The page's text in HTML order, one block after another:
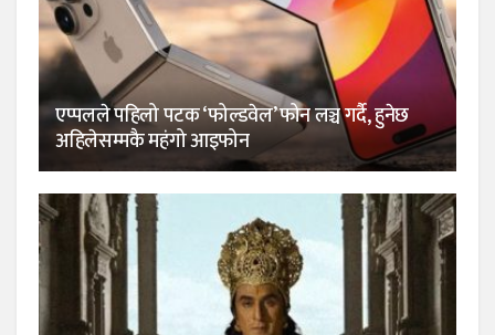
एप्पलले पहिलो पटक ‘फोल्डवेल’ फोन लञ्च गर्दै, हुनेछ
अहिलेसम्मकै महंगो आइफोन